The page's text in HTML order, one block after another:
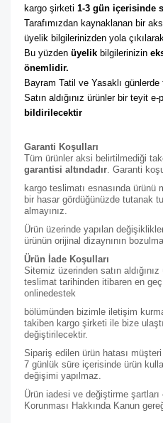
kargo şirketi 1-3 gün içerisinde
Tarafımızdan kaynaklanan bir
üyelik bilgilerinizden yola çıkılarak
Bu yüzden üyelik bilgilerinizin
önemlidir.
Bayram Tatil ve Yasaklı günlerde
bildirilecektir
Garanti Koşulları
Tüm ürünler aksi belirtilmediği
garantisi altındadır . Garanti
kargo teslimatı esnasında
bir hasar gördüğünüzde tutanak
almayınız.
Ürün üzerinde yapılan
ürünün orijinal dizaynının
Ürün İade Koşulları
Sitemiz üzerinden satın
teslimat tarihinden itibaren en
onlinedestek
bölümünden bizimle iletişim
takiben kargo şirketi ile bize
değiştirilecektir.
Sipariş edilen ürün hatası
7 günlük süre içerisinde ürün
değişimi yapılmaz.
Ürün iadesi ve değiştirme
Korunması Hakkında Kanun